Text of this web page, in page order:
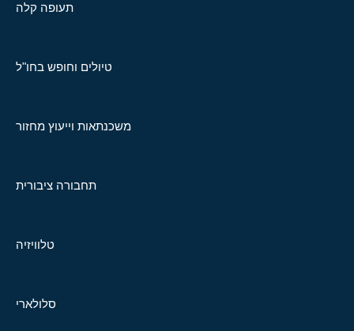
תעופה קלה
טיולים וחופש בחו"ל
משכנתאות וייעוץ מחזור
תחבורה ציבורית
טלוויזיה
סלולארי